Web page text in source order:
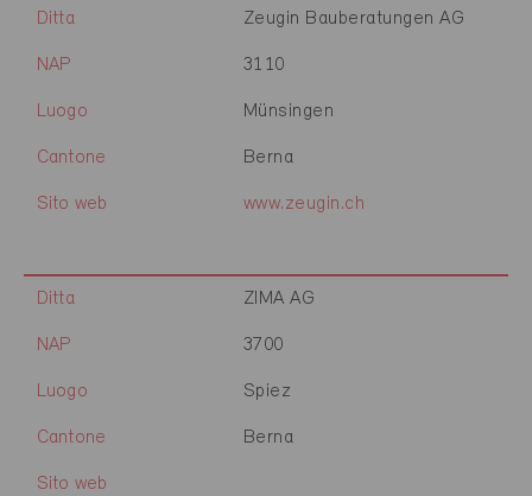
Ditta Zeugin Bauberatungen AG
NAP 3110
Luogo Münsingen
Cantone Berna
Sito web www.zeugin.ch
Ditta ZIMA AG
NAP 3700
Luogo Spiez
Cantone Berna
Sito web